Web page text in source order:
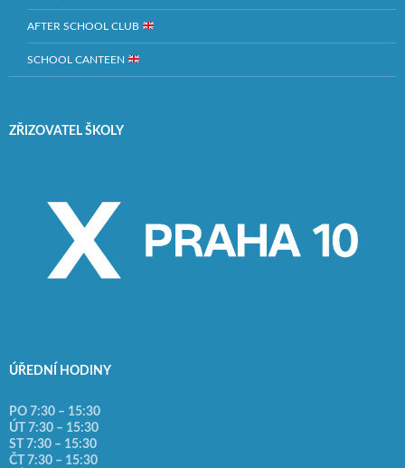
AFTER SCHOOL CLUB
SCHOOL CANTEEN
ZŘIZOVATEL ŠKOLY
ÚŘEDNÍ HODINY
PO 7:30 – 15:30
ÚT 7:30 – 15:30
ST 7:30 – 15:30
ČT 7:30 – 15:30